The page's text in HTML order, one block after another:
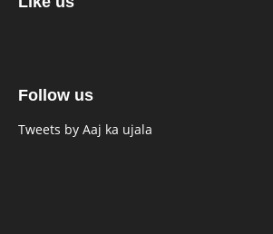
Follow us
Tweets by Aaj ka ujala